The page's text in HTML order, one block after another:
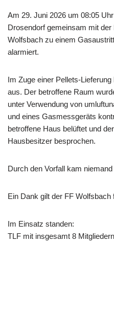
Am 29. Juni 2026 um 08:05
Drosendorf gemeinsam mit der
Wolfsbach zu einem
alarmiert.
Im Zuge einer Pellets-
aus. Der betroffene Raum
unter Verwendung von
und eines Gasmessgeräts
betroffene Haus belüftet und
Hausbesitzer besprochen.
Durch den Vorfall kam
Ein Dank gilt der FF Wolfsbach
Im Einsatz standen:
TLF mit insgesamt 8 Mitgliedern